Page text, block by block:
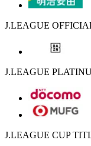
J.LEAGUE
J.LEAGUE
J.LEAGUE CUP